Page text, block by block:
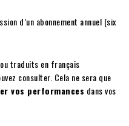
d’un abonnement annuel (six
traduits en français
consulter. Cela ne sera que
vos performances dans vos